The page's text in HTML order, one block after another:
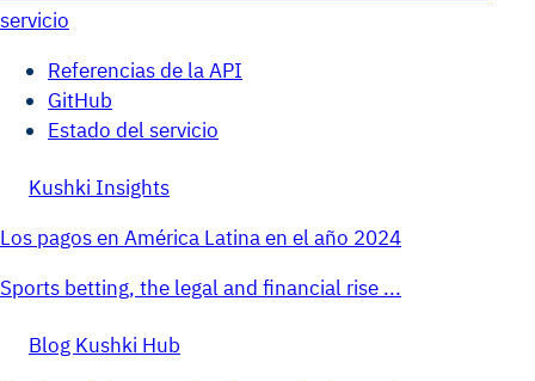
servicio
Referencias de la API
GitHub
Estado del servicio
Kushki Insights
Los pagos en América Latina en el año 2024
Sports betting, the legal and financial rise ...
Blog Kushki Hub